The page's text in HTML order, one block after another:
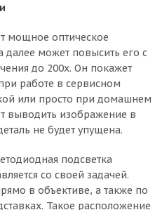
мощное оптическое
далее может повысить его с
до 200х. Он покажет
работе в сервисном
или просто при домашнем
выводить изображение в
не будет упущена.
подсветка
со своей задачей.
в объективе, а также по
Такое расположение